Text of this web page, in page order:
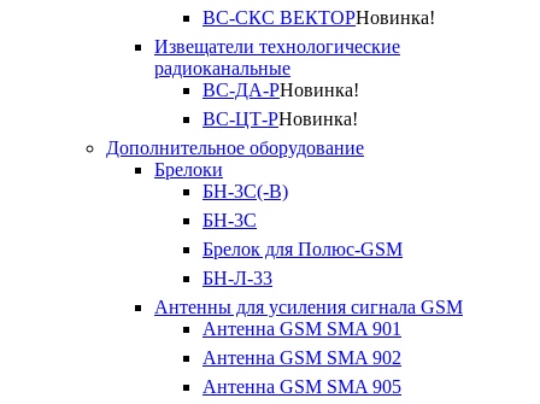
ВС-СКС ВЕКТОРНовинка!
Извещатели технологические
радиоканальные
ВС-ДА-РНовинка!
ВС-ЦТ-РНовинка!
Дополнительное оборудование
Брелоки
БН-3С(-В)
БН-3С
Брелок для Полюс-GSM
БН-Л-33
Антенны для усиления сигнала GSM
Антенна GSM SMA 901
Антенна GSM SMA 902
Антенна GSM SMA 905